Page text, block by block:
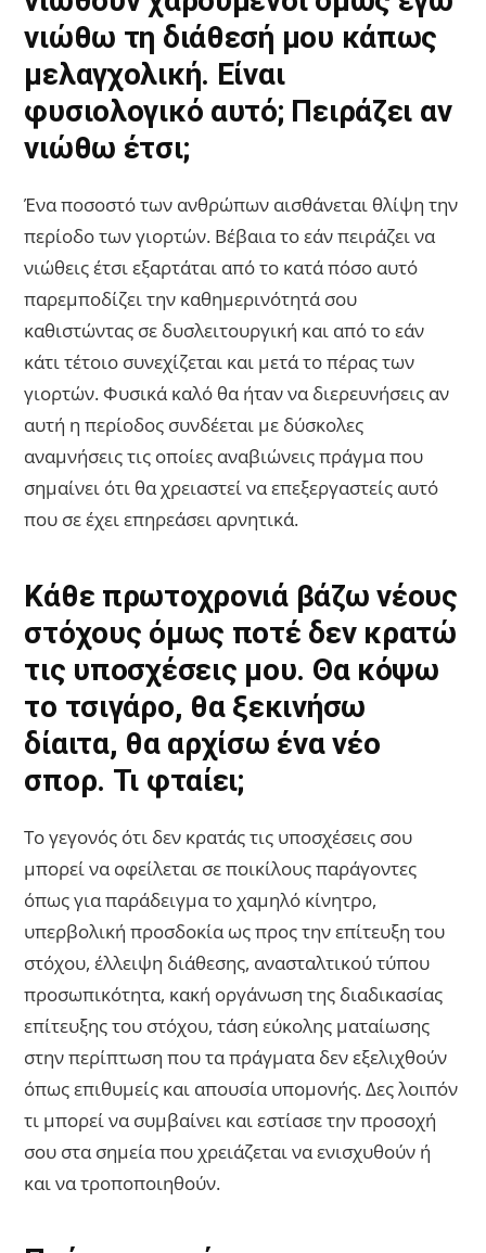
νιώθω τη διάθεσή μου κάπως
μελαγχολική. Είναι
φυσιολογικό αυτό; Πειράζει αν
νιώθω έτσι;
Ένα ποσοστό των ανθρώπων αισθάνεται θλίψη την
περίοδο των γιορτών. Βέβαια το εάν πειράζει να
νιώθεις έτσι εξαρτάται από το κατά πόσο αυτό
παρεμποδίζει την καθημερινότητά σου
καθιστώντας σε δυσλειτουργική και από το εάν
κάτι τέτοιο συνεχίζεται και μετά το πέρας των
γιορτών. Φυσικά καλό θα ήταν να διερευνήσεις αν
αυτή η περίοδος συνδέεται με δύσκολες
αναμνήσεις τις οποίες αναβιώνεις πράγμα που
σημαίνει ότι θα χρειαστεί να επεξεργαστείς αυτό
που σε έχει επηρεάσει αρνητικά.
Κάθε πρωτοχρονιά βάζω νέους
στόχους όμως ποτέ δεν κρατώ
τις υποσχέσεις μου. Θα κόψω
το τσιγάρο, θα ξεκινήσω
δίαιτα, θα αρχίσω ένα νέο
σπορ. Τι φταίει;
Το γεγονός ότι δεν κρατάς τις υποσχέσεις σου
μπορεί να οφείλεται σε ποικίλους παράγοντες
όπως για παράδειγμα το χαμηλό κίνητρο,
υπερβολική προσδοκία ως προς την επίτευξη του
στόχου, έλλειψη διάθεσης, ανασταλτικού τύπου
προσωπικότητα, κακή οργάνωση της διαδικασίας
επίτευξης του στόχου, τάση εύκολης ματαίωσης
στην περίπτωση που τα πράγματα δεν εξελιχθούν
όπως επιθυμείς και απουσία υπομονής. Δες λοιπόν
τι μπορεί να συμβαίνει και εστίασε την προσοχή
σου στα σημεία που χρειάζεται να ενισχυθούν ή
και να τροποποιηθούν.